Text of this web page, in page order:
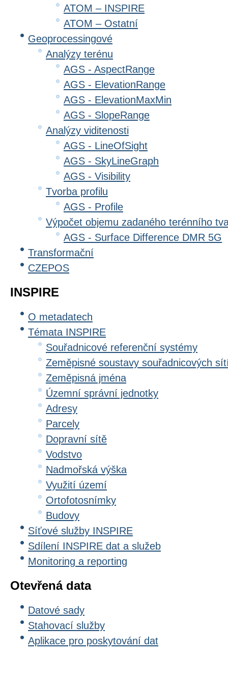
ATOM – INSPIRE
ATOM – Ostatní
Geoprocessingové
Analýzy terénu
AGS - AspectRange
AGS - ElevationRange
AGS - ElevationMaxMin
AGS - SlopeRange
Analýzy viditenosti
AGS - LineOfSight
AGS - SkyLineGraph
AGS - Visibility
Tvorba profilu
AGS - Profile
Výpočet objemu zadaného terénního
AGS - Surface Difference DMR 5G
Transformační
CZEPOS
INSPIRE
O metadatech
Témata INSPIRE
Souřadnicové referenční systémy
Zeměpisné soustavy souřadnicových
Zeměpisná jména
Územní správní jednotky
Adresy
Parcely
Dopravní sítě
Vodstvo
Nadmořská výška
Využití území
Ortofotosnímky
Budovy
Síťové služby INSPIRE
Sdílení INSPIRE dat a služeb
Monitoring a reporting
Otevřená data
Datové sady
Stahovací služby
Aplikace pro poskytování dat